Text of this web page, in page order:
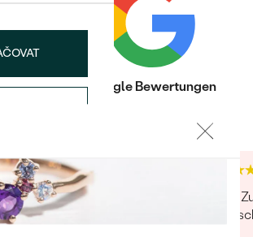
Diamant
G-H
Natürlich
BewertungenGoogle Bewertungen
super Service. Das Team
und Tat zur Seite, sei es bei
Sehr
kam